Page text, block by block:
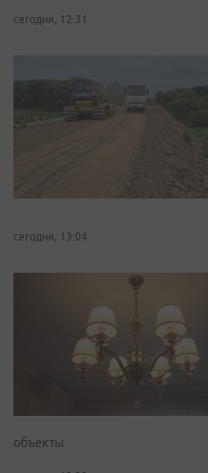
сегодня, 12:31
сегодня, 13:04
объекты